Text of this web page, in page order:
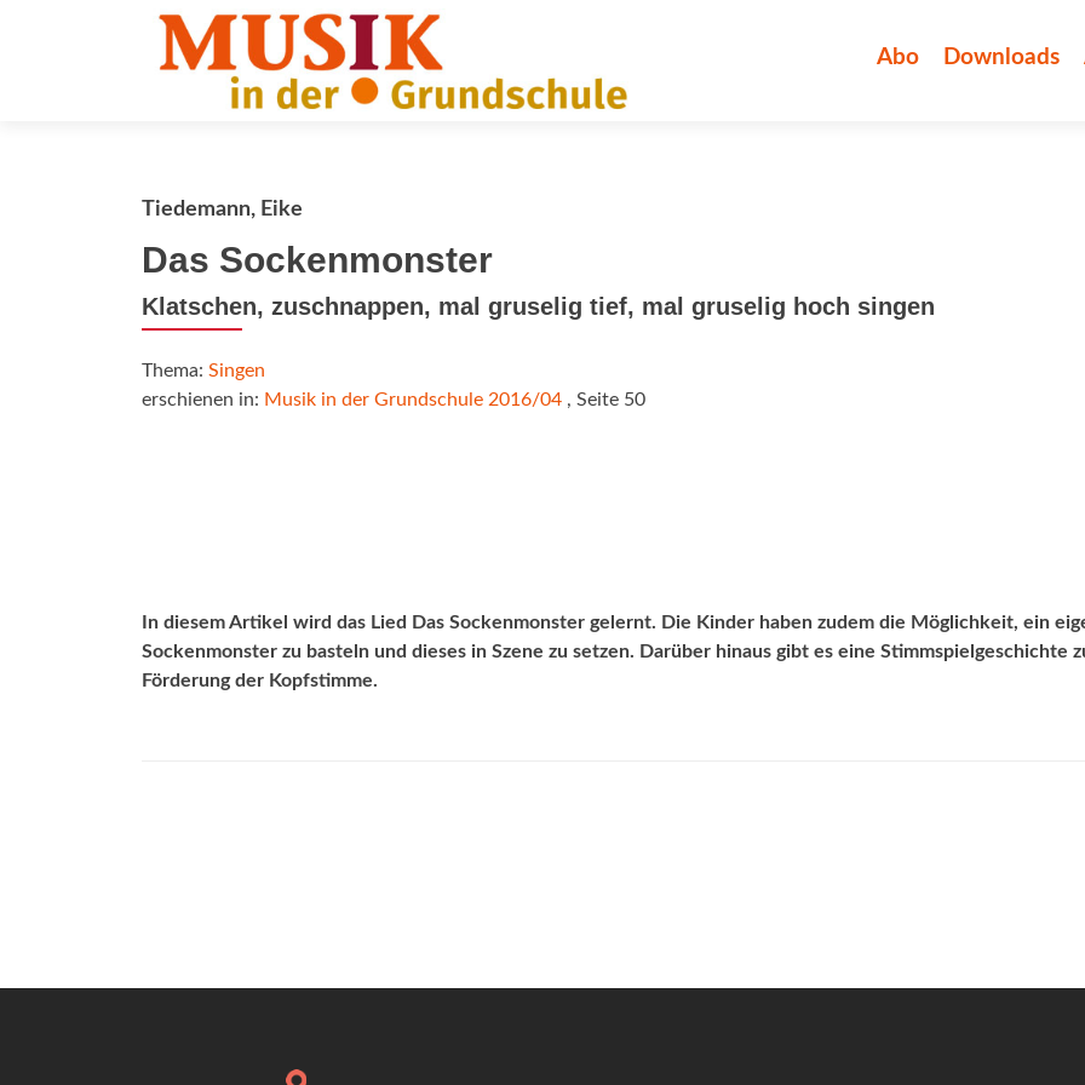
Abo Downloads
Tiedemann, Eike
Das Sockenmonster
Klatschen, zuschnappen, mal gruselig tief, mal gruselig hoch singen
Thema: Singen
erschienen in: Musik in der Grundschule 2016/04 , Seite 50
In diesem Artikel wird das Lied Das Sockenmonster gelernt. Die Kinder haben zudem die Möglichkeit, ein
Sockenmonster zu basteln und dieses in Szene zu setzen. Darüber hinaus gibt es eine Stimmspielgeschichte
Förderung der Kopfstimme.